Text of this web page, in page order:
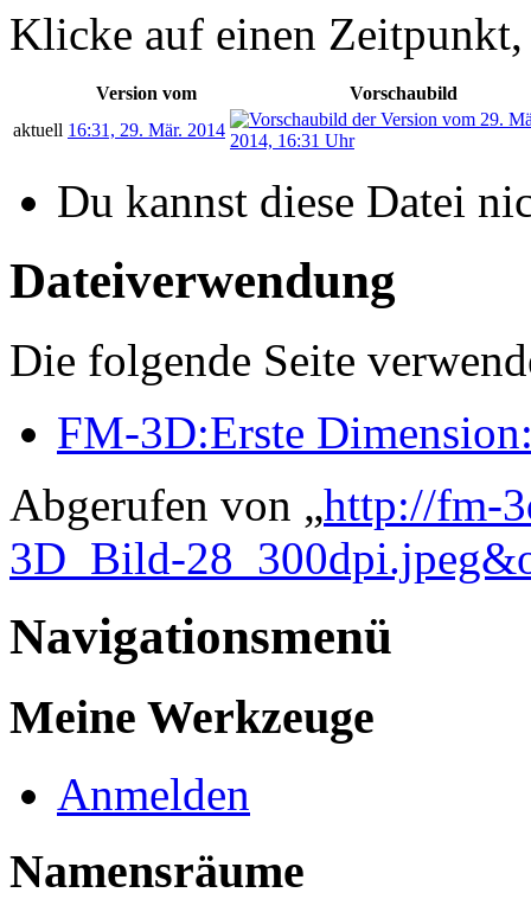
Klicke auf einen Zeitpunkt,
Version vom
Vorschaubild
aktuell 16:31, 29. Mär. 2014
Du kannst diese Datei
Dateiverwendung
Die folgende Seite
FM-3D:Erste
Abgerufen von „http://fm-
3D_Bild-
Navigationsmenü
Meine Werkzeuge
Anmelden
Namensräume